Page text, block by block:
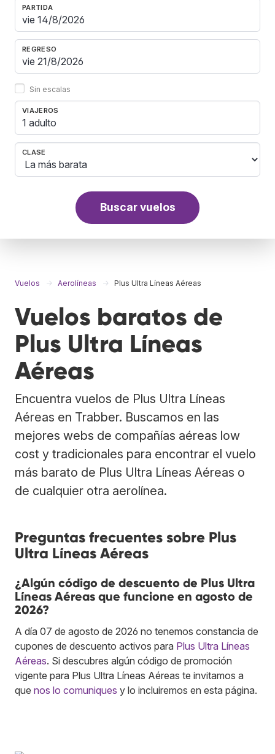
PARTIDA
REGRESO
Sin escalas
VIAJEROS
1 adulto
CLASE
Buscar vuelos
Vuelos Aerolíneas Plus Ultra Líneas Aéreas
Vuelos baratos de
Plus Ultra Líneas
Aéreas
Encuentra vuelos de Plus Ultra Líneas
Aéreas en Trabber. Buscamos en las
mejores webs de compañías aéreas low
cost y tradicionales para encontrar el vuelo
más barato de Plus Ultra Líneas Aéreas o
de cualquier otra aerolínea.
Preguntas frecuentes sobre Plus
Ultra Líneas Aéreas
¿Algún código de descuento de Plus Ultra
Líneas Aéreas que funcione en agosto de
2026?
A día 07 de agosto de 2026 no tenemos constancia de
cupones de descuento activos para Plus Ultra Líneas
Aéreas. Si descubres algún código de promoción
vigente para Plus Ultra Líneas Aéreas te invitamos a
que nos lo comuniques y lo incluiremos en esta página.